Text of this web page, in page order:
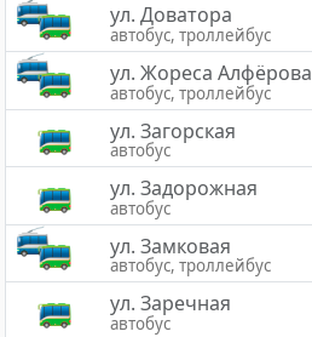
ул. Доватора
автобус, троллейбус
ул. Жореса Алфёрова
автобус, троллейбус
ул. Загорская
автобус
ул. Задорожная
автобус
ул. Замковая
автобус, троллейбус
ул. Заречная
автобус